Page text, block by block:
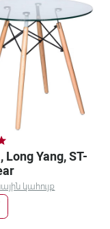
Yang, ST-
կահույք